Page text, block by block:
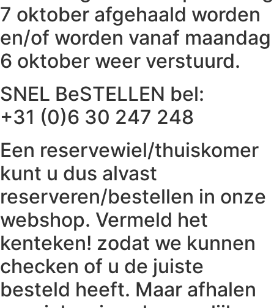
7 oktober afgehaald worden
en/of worden vanaf maandag
6 oktober weer verstuurd.
SNEL BeSTELLEN bel:
+31 (0)6 30 247 248
Een reservewiel/thuiskomer
kunt u dus alvast
reserveren/bestellen in onze
webshop. Vermeld het
kenteken! zodat we kunnen
checken of u de juiste
besteld heeft. Maar afhalen